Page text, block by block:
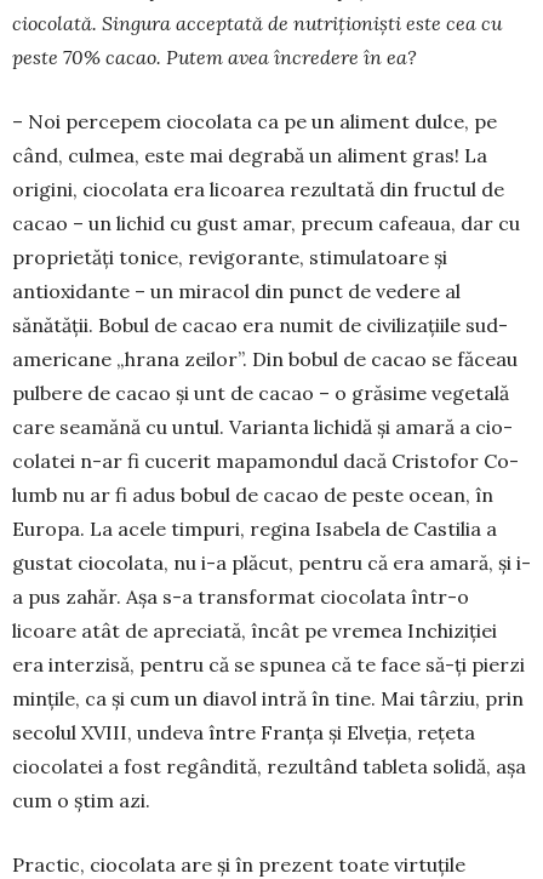
ciocolată. Singura acceptată de nutrițio­niști este cea cu
peste 70% cacao. Putem avea încredere în ea?
– Noi percepem ciocolata ca pe un aliment dul­ce, pe
când, culmea, este mai degrabă un aliment gras! La
origini, ciocolata era licoarea rezultată din fructul de
cacao – un lichid cu gust amar, precum cafeaua, dar cu
proprietăți tonice, revigorante, sti­mu­latoare și
antioxidante – un miracol din punct de vedere al
sănătății. Bobul de cacao era numit de civi­lizațiile sud-
americane „hrana zeilor”. Din bo­bul de cacao se făceau
pulbere de cacao și unt de cacao – o grăsime vegetală
care sea­mănă cu untul. Varian­ta lichidă și amară a cio­
colatei n-ar fi cucerit mapa­mondul dacă Cristofor Co­
lumb nu ar fi adus bo­bul de cacao de peste ocean, în
Europa. La acele tim­puri, regina Isa­bela de Castilia a
gustat ciocolata, nu i-a plăcut, pentru că era amară, și i-
a pus zahăr. Așa s-a trans­for­mat ciocolata în­tr-o
licoare atât de apre­­cia­tă, încât pe vremea Inchiziției
era interzisă, pentru că se spunea că te face să-ți pierzi
mințile, ca și cum un diavol intră în tine. Mai târziu, prin
secolul XVIII, undeva între Franța și Elveția, rețeta
ciocolatei a fost regândită, rezultând tableta solidă, așa
cum o știm azi.
Practic, ciocolata are și în prezent toate virtuțile